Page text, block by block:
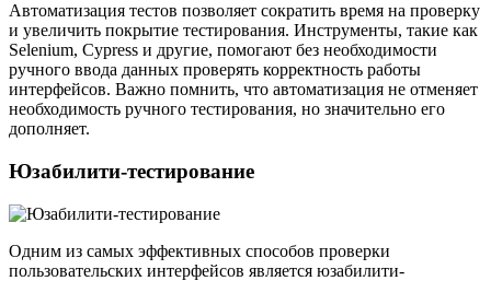
Автоматизация тестов позволяет сократить время на проверку
и увеличить покрытие тестирования. Инструменты, такие как
Selenium, Cypress и другие, помогают без необходимости
ручного ввода данных проверять корректность работы
интерфейсов. Важно помнить, что автоматизация не отменяет
необходимость ручного тестирования, но значительно его
дополняет.
Юзабилити-тестирование
Одним из самых эффективных способов проверки
пользовательских интерфейсов является юзабилити-